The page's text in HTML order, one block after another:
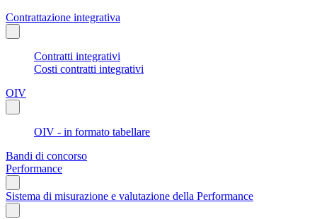
Contrattazione integrativa
Contratti integrativi
Costi contratti integrativi
OIV
OIV - in formato tabellare
Bandi di concorso
Performance
Sistema di misurazione e valutazione della Performance